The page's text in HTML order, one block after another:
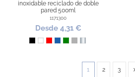
inoxidable reciclado de doble
pared 500ml
1171300
Desde 4,31 €
NegroBlanco
RojoAzulVerde
PlataGris Metálico
1 2 3